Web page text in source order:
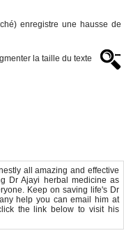
enregistre une hausse de
la taille du texte
all amazing and effective
Dr Ajayi herbal medicine as
Keep on saving life's Dr
help you can email him at
the link below to visit his